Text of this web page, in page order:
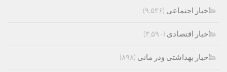
اخبار اجتماعی (۹,۵۴۶)
اخبار اقتصادی (۳,۵۹۰)
اخبار بهداشتی ودر مانی (۸۹۸)